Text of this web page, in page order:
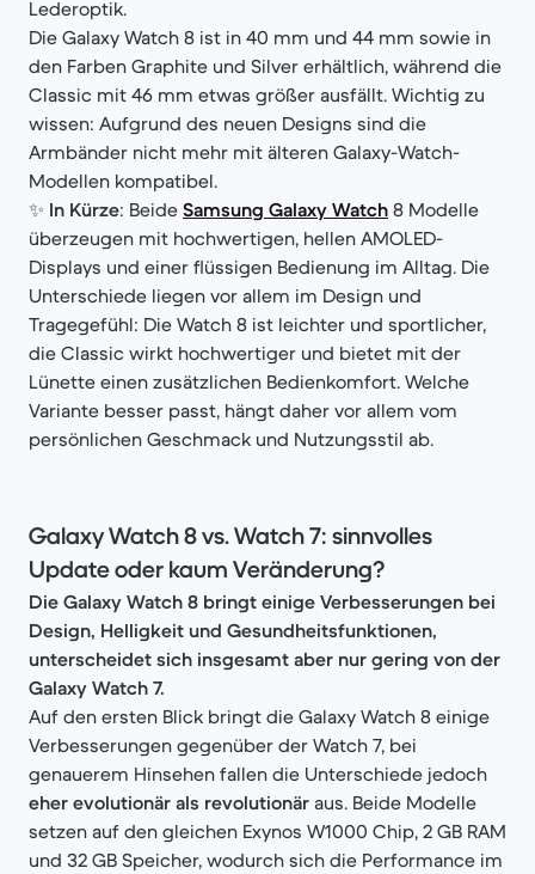
Lederoptik.
Die Galaxy Watch 8 ist in 40 mm und 44 mm sowie in
den Farben Graphite und Silver erhältlich, während die
Classic mit 46 mm etwas größer ausfällt. Wichtig zu
wissen: Aufgrund des neuen Designs sind die
Armbänder nicht mehr mit älteren Galaxy-Watch-
Modellen kompatibel.
✨ In Kürze: Beide Samsung Galaxy Watch 8 Modelle
überzeugen mit hochwertigen, hellen AMOLED-
Displays und einer flüssigen Bedienung im Alltag. Die
Unterschiede liegen vor allem im Design und
Tragegefühl: Die Watch 8 ist leichter und sportlicher,
die Classic wirkt hochwertiger und bietet mit der
Lünette einen zusätzlichen Bedienkomfort. Welche
Variante besser passt, hängt daher vor allem vom
persönlichen Geschmack und Nutzungsstil ab.
Galaxy Watch 8 vs. Watch 7: sinnvolles
Update oder kaum Veränderung?
Die Galaxy Watch 8 bringt einige Verbesserungen bei
Design, Helligkeit und Gesundheitsfunktionen,
unterscheidet sich insgesamt aber nur gering von der
Galaxy Watch 7.
Auf den ersten Blick bringt die Galaxy Watch 8 einige
Verbesserungen gegenüber der Watch 7, bei
genauerem Hinsehen fallen die Unterschiede jedoch
eher evolutionär als revolutionär aus. Beide Modelle
setzen auf den gleichen Exynos W1000 Chip, 2 GB RAM
und 32 GB Speicher, wodurch sich die Performance im